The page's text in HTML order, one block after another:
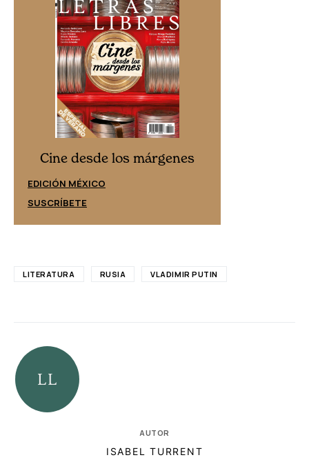
Cine desde los márgenes
EDICIÓN MÉXICO
SUSCRÍBETE
LITERATURA RUSIA VLADIMIR PUTIN
AUTOR
ISABEL TURRENT